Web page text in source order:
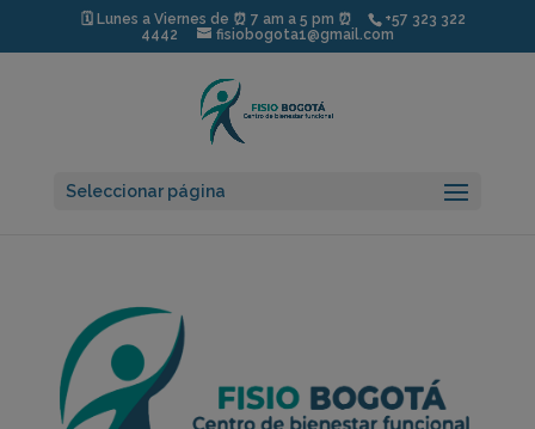
🗓️ Lunes a Viernes de ⏰ 7 am a 5 pm ⏰
+57 323 322
4442
fisiobogota1@gmail.com
Seleccionar página
modal-check